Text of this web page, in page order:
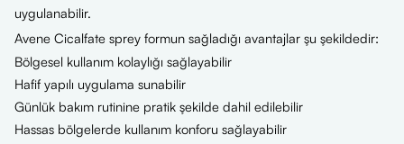
uygulanabilir.
Avene Cicalfate sprey formun sağladığı avantajlar şu şekildedir:
Bölgesel kullanım kolaylığı sağlayabilir
Hafif yapılı uygulama sunabilir
Günlük bakım rutinine pratik şekilde dahil edilebilir
Hassas bölgelerde kullanım konforu sağlayabilir